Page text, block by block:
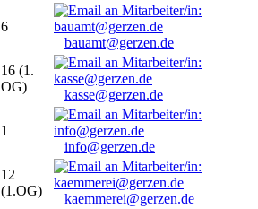
6
bauamt@gerzen.de
16 (1.
OG)
kasse@gerzen.de
1
info@gerzen.de
12
(1.OG)
kaemmerei@gerzen.de